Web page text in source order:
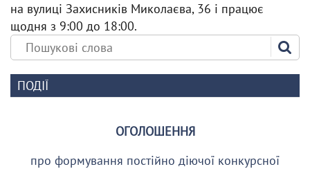
на вулиці Захисників Миколаєва, 36 і працює
щодня з 9:00 до 18:00.
ПОДІЇ
ОГОЛОШЕННЯ
про формування постійно діючої конкурсної